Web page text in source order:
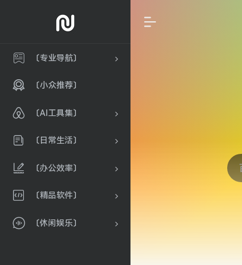
〔专业导航〕
〔小众推荐〕
〔AI工具集〕
〔日常生活〕
〔办公效率〕
〔精品软件〕
〔休闲娱乐〕